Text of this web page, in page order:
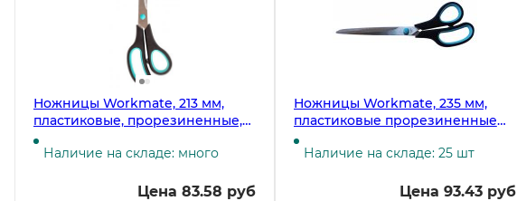
Ножницы Workmate, 213 мм,
пластиковые, прорезиненные,
черные ручки
Наличие на складе: много
Цена 83.58 руб
Ножницы Workmate, 235 мм,
пластиковые прорезиненные
черные ручки
Наличие на складе: 25 шт
Цена 93.43 руб